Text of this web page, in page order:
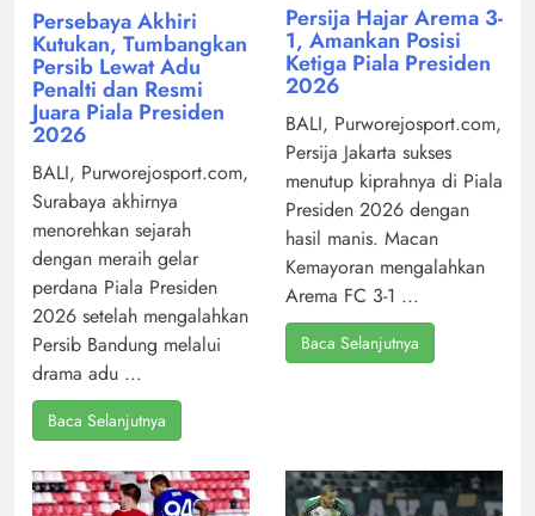
Persebaya Akhiri
Kutukan, Tumbangkan
Persib Lewat Adu
Penalti dan Resmi
Juara Piala Presiden
2026
BALI, Purworejosport.com,
Surabaya akhirnya
menorehkan sejarah
dengan meraih gelar
perdana Piala Presiden
2026 setelah mengalahkan
Persib Bandung melalui
drama adu ...
Baca Selanjutnya
Persija Hajar Arema 3-
1, Amankan Posisi
Ketiga Piala Presiden
2026
BALI, Purworejosport.com,
Persija Jakarta sukses
menutup kiprahnya di Piala
Presiden 2026 dengan
hasil manis. Macan
Kemayoran mengalahkan
Arema FC 3-1 ...
Baca Selanjutnya